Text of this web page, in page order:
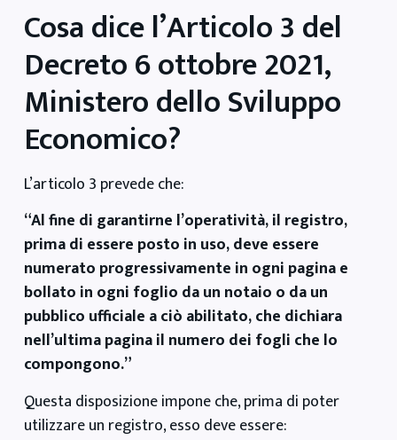
Cosa dice l’Articolo 3 del
Decreto 6 ottobre 2021,
Ministero dello Sviluppo
Economico?
L’articolo 3 prevede che:
“Al fine di garantirne l’operatività, il registro,
prima di essere posto in uso, deve essere
numerato progressivamente in ogni pagina e
bollato in ogni foglio da un notaio o da un
pubblico ufficiale a ciò abilitato, che dichiara
nell’ultima pagina il numero dei fogli che lo
compongono.”
Questa disposizione impone che, prima di poter
utilizzare un registro, esso deve essere: